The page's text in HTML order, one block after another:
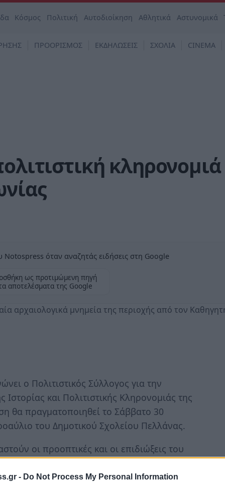
- Do Not Process My Personal Information
Κόσμος Πολιτική Αυτοδιοίκηση Αθλητικά Αστυνομικά
ΠΡΟΟΡΙΣΜΟΣ ΕΚΔΗΛΩΣΕΙΣ ΣΧΟΛΙΑ CINEMA
κληρονομιά
όταν αναζητάς ειδήσεις στη Google
ως προτιμώμενη πηγή
αποτελέσματα της Google
αρχαιολογικά μνημεία της περιοχής από τον
ο Πολιτιστικός Σύλλογος για την
και Πολιτιστικής Κληρονομιάς της
θα πραγματοποιηθεί το Σάββατο 30
του Δημοτικού Σχολείου Πελλάνας.
οι προοπτικές και οι επιδιώξεις του
της περιοχής, καθώς και η τύχη των
Όπως αναφέρουν οι διοργανωτές